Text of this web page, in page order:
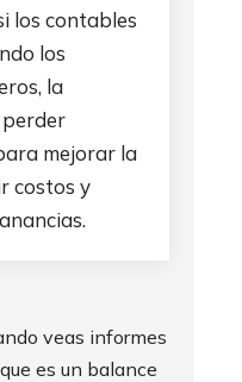
los contables
los
la
mejorar la
costos y
veas informes
es un balance